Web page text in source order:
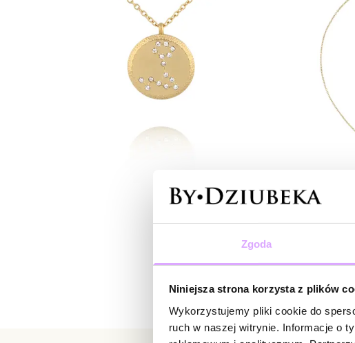
Zgoda
Niniejsza strona korzysta z plików
Wykorzystujemy pliki cookie do
ruch w naszej witrynie. Informacje o